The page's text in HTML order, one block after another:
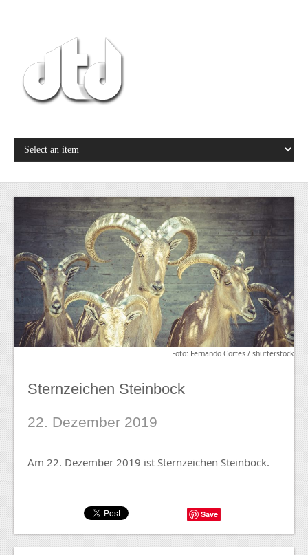
Foto: Fernando Cortes / shutterstock
Sternzeichen Steinbock
22. Dezember 2019
Am 22. Dezember 2019 ist Sternzeichen Steinbock.
Save